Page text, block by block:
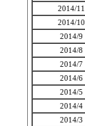
2014/11
2014/10
2014/9
2014/8
2014/7
2014/6
2014/5
2014/4
2014/3